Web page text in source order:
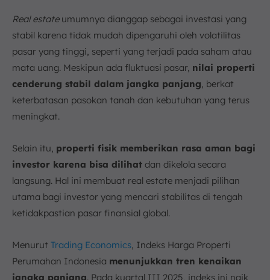
Real estateumumnya dianggap sebagai investasi yang
stabil karena tidak mudah dipengaruhi oleh volatilitas
pasar yang tinggi, seperti yang terjadi pada saham atau
mata uang. Meskipun ada fluktuasi pasar, nilai properti
cenderung stabil dalam jangka panjang, berkat
keterbatasan pasokan tanah dan kebutuhan yang terus
meningkat.
Selain itu, properti fisik memberikan rasa aman bagi
investor karena bisa dilihat dan dikelola secara
langsung. Hal ini membuat real estate menjadi pilihan
utama bagi investor yang mencari stabilitas di tengah
ketidakpastian pasar finansial global.
Menurut Trading Economics, Indeks Harga Properti
Perumahan Indonesia menunjukkan tren kenaikan
jangka panjang. Pada kuartal III 2025, indeks ini naik